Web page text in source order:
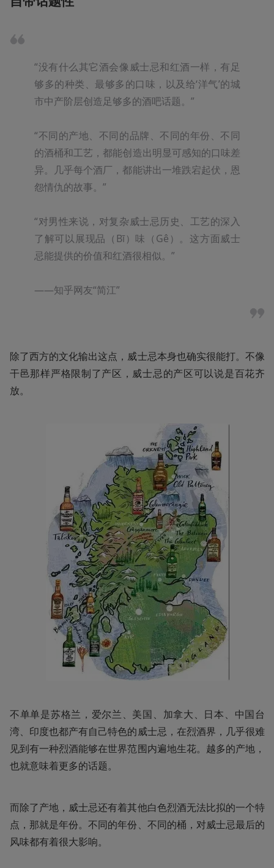
“没有什么其它酒会像威士忌和红酒一样，有足
够多的种类、最够多的口味，以及给‘洋气’的城
市中产阶层创造足够多的酒吧话题。”
“不同的产地、不同的品牌、不同的年份、不同
的酒桶和工艺，都能创造出明显可感知的口味差
异。几乎每个酒厂，都能讲出一堆跌宕起伏，恩
怨情仇的故事。”
“对男性来说，对复杂威士忌历史、工艺的深入
了解可以展现品（Bī）味（Gê）。这方面威士
忌能提供的价值和红酒很相似。”
——知乎网友“简江”
除了西方的文化输出这点，威士忌本身也确实很能打。不像
干邑那样严格限制了产区，威士忌的产区可以说是百花齐
放。
不单单是苏格兰，爱尔兰、美国、加拿大、日本、中国台
湾、印度也都产有自己特色的威士忌，在烈酒界，几乎很难
见到有一种烈酒能够在世界范围内遍地生花。越多的产地，
也就意味着更多的话题。
而除了产地，威士忌还有着其他白色烈酒无法比拟的一个特
点，那就是年份。不同的年份、不同的桶，对威士忌最后的
风味都有着很大影响。